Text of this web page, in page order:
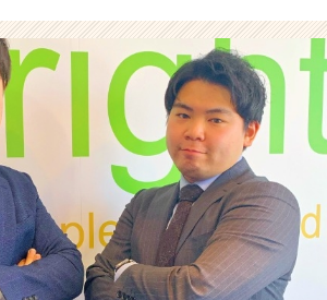
C
A
R
E
の
イ
ム
ラ
イ